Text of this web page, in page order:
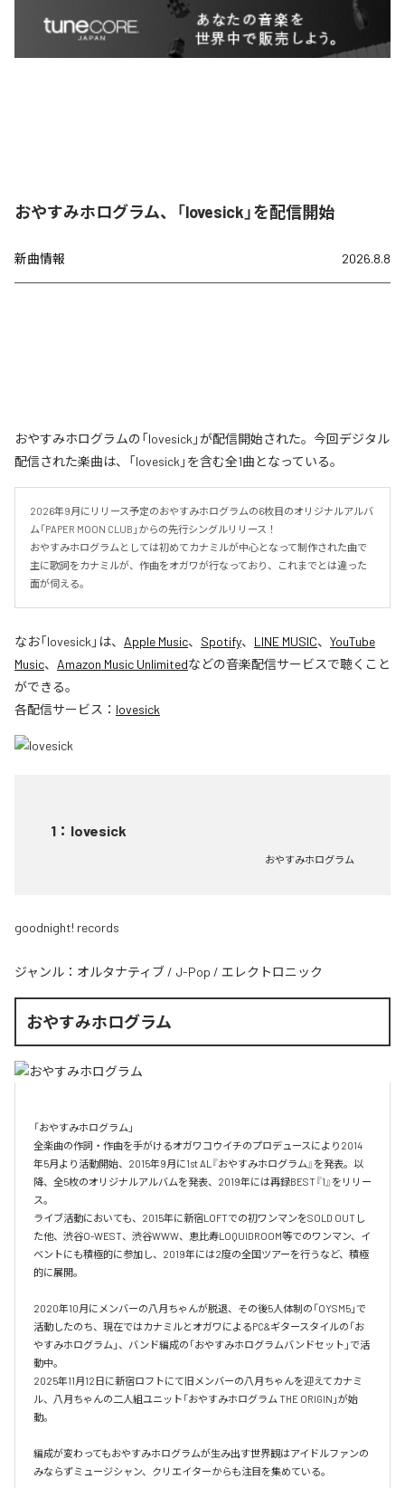
おやすみホログラム、「lovesick」を配信開始
新曲情報 2026.8.8
おやすみホログラムの「lovesick」が配信開始された。今回デジタル
配信された楽曲は、「lovesick」を含む全1曲となっている。
2026年9月にリリース予定のおやすみホログラムの6枚目のオリジナルアルバ
ム「PAPER MOON CLUB」からの先行シングルリリース！
おやすみホログラムとしては初めてカナミルが中心となって制作された曲で
主に歌詞をカナミルが、作曲をオガワが行なっており、これまでとは違った
面が伺える。
なお「lovesick 」は、 Apple Music、 Spotify、 LINE MUSIC、 YouTube
Music、 Amazon Music Unlimitedなどの音楽配信サービスで聴くこと
ができる。
各配信サービス： lovesick
1 ： lovesick
おやすみホログラム
goodnight! records
ジャンル： オルタナティブ / J-Pop / エレクトロニック
おやすみホログラム
「おやすみホログラム」
全楽曲の作詞・作曲を⼿がけるオガワコウイチのプロデュースにより2014
年5⽉より活動開始、2015年9⽉に1st AL『おやすみホログラム』を発表。以
降、全5枚のオリジナルアルバムを発表、2019年には再録BEST『1』をリリー
ス。
ライブ活動においても、2015年に新宿LOFTでの初ワンマンをSOLD OUTし
た他、渋⾕O-WEST、渋⾕WWW、恵⽐寿LOQUIDROOM等でのワンマン、イ
ベントにも積極的に参加し、2019年には2度の全国ツアーを⾏うなど、積極
的に展開。
2020年10月にメンバーの八月ちゃんが脱退、その後5人体制の「OYSM5」で
活動したのち、現在ではカナミルとオガワによるPC&ギタースタイルの「お
やすみホログラム」、バンド編成の「おやすみホログラムバンドセット」で活
動中。
2025年11月12日に新宿ロフトにて旧メンバーの八月ちゃんを迎えてカナミ
ル、八月ちゃんの二人組ユニット「おやすみホログラム THE ORIGIN」が始
動。
編成が変わってもおやすみホログラムが⽣み出す世界観はアイドルファンの